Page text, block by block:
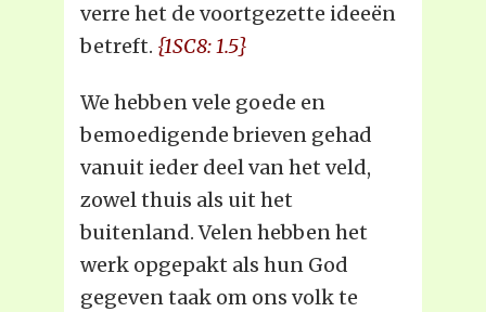
verre het de voortgezette ideeën
betreft. {1SC8: 1.5}
We hebben vele goede en
bemoedigende brieven gehad
vanuit ieder deel van het veld,
zowel thuis als uit het
buitenland. Velen hebben het
werk opgepakt als hun God
gegeven taak om ons volk te